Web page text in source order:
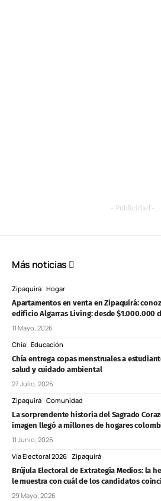
- Publicidad -
Más noticias
Zipaquirá Hogar
Apartamentos en venta en Zipaquirá:
edificio Algarras Living: desde $1.000.000
11 Mayo, 2026
Chía Educación
Chía entrega copas menstruales a
salud y cuidado ambiental
27 Julio, 2026
Zipaquirá Comunidad
La sorprendente historia del Sagrado
imagen llegó a millones de hogares
11 Junio, 2026
Vía Electoral 2026 Zipaquirá
Brújula Electoral de Extrategia Medios: la
le muestra con cuál de los candidatos
29 Mayo, 2026